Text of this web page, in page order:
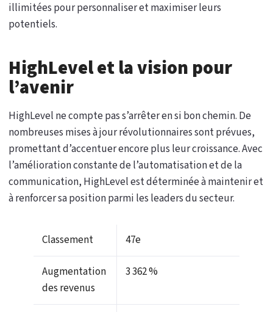
illimitées pour personnaliser et maximiser leurs
potentiels.
HighLevel et la vision pour
l’avenir
HighLevel ne compte pas s’arrêter en si bon chemin. De
nombreuses mises à jour révolutionnaires sont prévues,
promettant d’accentuer encore plus leur croissance. Avec
l’amélioration constante de l’automatisation et de la
communication, HighLevel est déterminée à maintenir et
à renforcer sa position parmi les leaders du secteur.
Classement 47e
Augmentation
des revenus
3 362 %